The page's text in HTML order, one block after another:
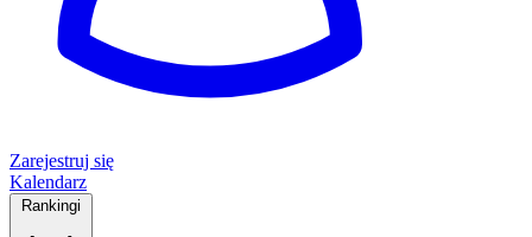
Zarejestruj się
Kalendarz
Rankingi